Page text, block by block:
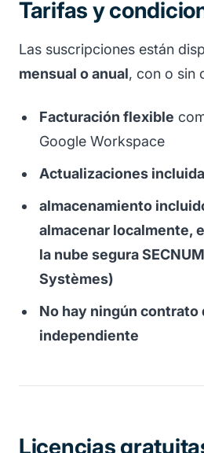
Tarifas y
Las suscripciones están
mensual o anual, con o sin
Facturación flexible
Google Workspace
Actualizaciones
almacenamiento
almacenar localmente,
la nube segura
Systèmes)
No hay ningún
independiente
Licencias